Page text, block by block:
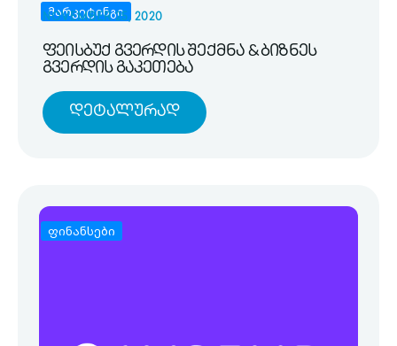
მარკეტინგი
NOVEMBER 25, 2020
ფეისბუქ გვერდის შექმნა & ბიზნეს
გვერდის გაკეთება
Დეტალურად
ფინანსები